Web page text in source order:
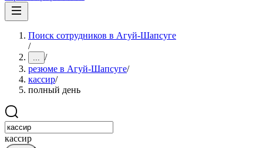
Поиск сотрудников в Агуй-Шапсуге
/
... /
резюме в Агуй-Шапсуге/
кассир/
полный день
кассир